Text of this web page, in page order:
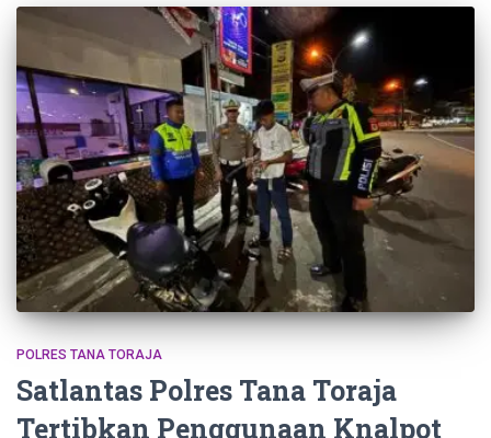
POLRES TANA TORAJA
Satlantas Polres Tana Toraja
Tertibkan Penggunaan Knalpot